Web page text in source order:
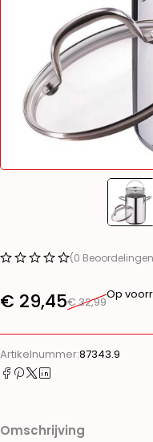
(0
€32,99
€ 29,45 Op
Artikelnummer:87343.9
Omschrijving